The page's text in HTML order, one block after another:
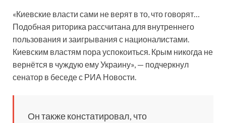
«Киевские власти сами не верят в то, что говорят…
Подобная риторика рассчитана для внутреннего
пользования и заигрывания с националистами.
Киевским властям пора успокоиться. Крым никогда не
вернётся в чуждую ему Украину», — подчеркнул
сенатор в беседе с РИА Новости.
Он также констатировал, что